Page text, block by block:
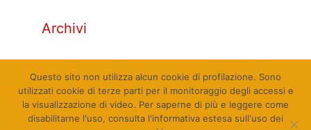
Archivi
Questo sito non utilizza alcun cookie di profilazione. Sono
utilizzati cookie di terze parti per il monitoraggio degli accessi e
la visualizzazione di video. Per saperne di più e leggere come
disabilitarne l'uso, consulta l'informativa estesa sull'uso dei